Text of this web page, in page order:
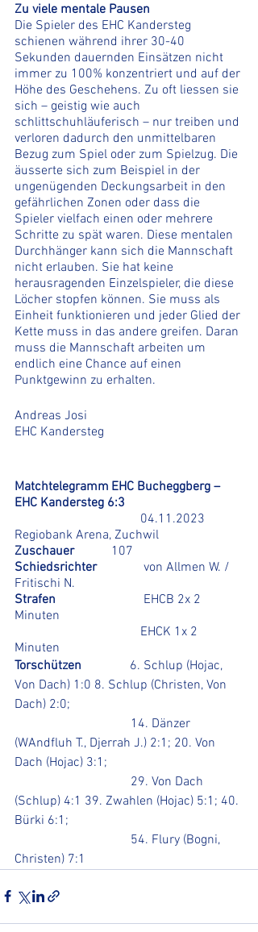
Zu viele mentale Pausen
Die Spieler des EHC Kandersteg
schienen während ihrer 30-40
Sekunden dauernden Einsätzen nicht
immer zu 100% konzentriert und auf der
Höhe des Geschehens. Zu oft liessen sie
sich – geistig wie auch
schlittschuhläuferisch – nur treiben und
verloren dadurch den unmittelbaren
Bezug zum Spiel oder zum Spielzug. Die
äusserte sich zum Beispiel in der
ungenügenden Deckungsarbeit in den
gefährlichen Zonen oder dass die
Spieler vielfach einen oder mehrere
Schritte zu spät waren. Diese mentalen
Durchhänger kann sich die Mannschaft
nicht erlauben. Sie hat keine
herausragenden Einzelspieler, die diese
Löcher stopfen können. Sie muss als
Einheit funktionieren und jeder Glied der
Kette muss in das andere greifen. Daran
muss die Mannschaft arbeiten um
endlich eine Chance auf einen
Punktgewinn zu erhalten.
Andreas Josi
EHC Kandersteg
Matchtelegramm	EHC Bucheggberg –
EHC Kandersteg 6:3
04.11.2023
Regiobank Arena, Zuchwil
Zuschauer 107
Schiedsrichter von Allmen W. /
Fritischi N.
EHCB 2x 2
Minuten
Minuten
Torschützen 6. Schlup (Hojac,
Von Dach) 1:0 8. Schlup (Christen, Von
Dach) 2:0;
(WAndfluh T., Djerrah J.) 2:1; 20. Von
Dach (Hojac) 3:1;
(Schlup) 4:1 39. Zwahlen (Hojac) 5:1; 40.
Bürki 6:1;
Christen) 7:1